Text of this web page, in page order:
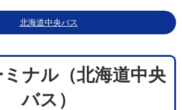
北海道中央バス
ナル（北海道中央
バス）